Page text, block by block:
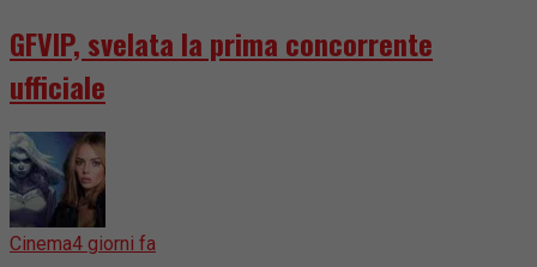
GFVIP, svelata la prima concorrente
ufficiale
Cinema4 giorni fa